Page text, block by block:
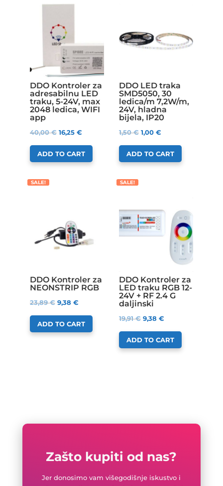
DDO Kontroler za
adresabilnu LED
traku, 5-24V, max
2048 ledica, WIFI
app
40,00€ 16,25 €
ADD TO CART
DDO LED traka
SMD5050, 30
ledica/m 7,2W/m,
24V, hladna
bijela, IP20
1,50€ 1,00 €
ADD TO CART
SALE!
DDO Kontroler za
NEONSTRIP RGB
23,89€ 9,38 €
ADD TO CART
SALE!
DDO Kontroler za
LED traku RGB 12-
24V + RF 2.4 G
daljinski
19,91€ 9,38 €
ADD TO CART
Zašto kupiti od nas?
Jer donosimo vam višegodišnje iskustvo i